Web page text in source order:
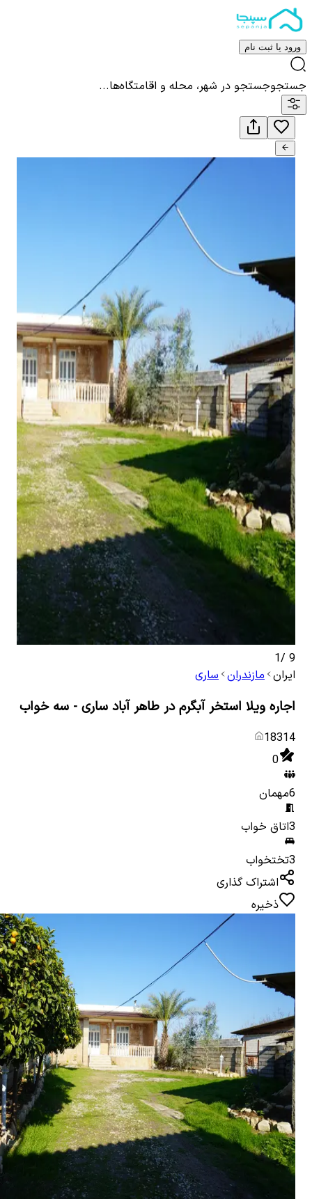
ورود یا ثبت نام
جستجوجستجو در شهر، محله و اقامتگاه‌ها...
9
/
1
ایران مازندران ساری
اجاره ویلا استخر آبگرم در طاهر آباد ساری - سه خواب
18314
0
6مهمان
3اتاق خواب
3تختخواب
اشتراک گذاری
ذخیره